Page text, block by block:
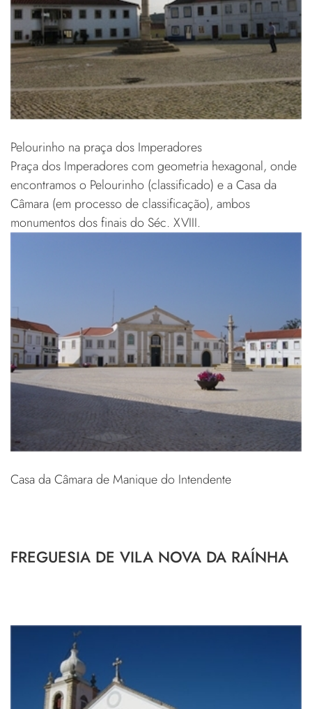
Pelourinho na praça dos Imperadores
Praça dos Imperadores com geometria hexagonal, onde
encontramos o Pelourinho (classificado) e a Casa da
Câmara (em processo de classificação), ambos
monumentos dos finais do Séc. XVIII.
Casa da Câmara de Manique do Intendente
FREGUESIA DE VILA NOVA DA RAÍNHA